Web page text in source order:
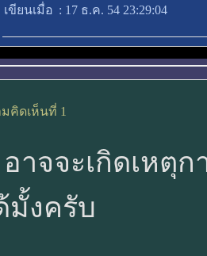
เขียนเมื่อ : 17 ธ.ค. 54 23:29:04
คิดเห็นที่ 1
าจจะเกิดเหตุ
มั้งครับ